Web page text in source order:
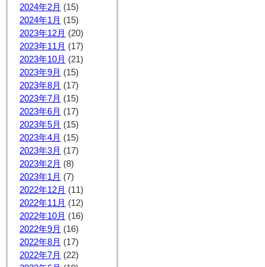
2024年2月 (15)
2024年1月 (15)
2023年12月 (20)
2023年11月 (17)
2023年10月 (21)
2023年9月 (15)
2023年8月 (17)
2023年7月 (15)
2023年6月 (17)
2023年5月 (15)
2023年4月 (15)
2023年3月 (17)
2023年2月 (8)
2023年1月 (7)
2022年12月 (11)
2022年11月 (12)
2022年10月 (16)
2022年9月 (16)
2022年8月 (17)
2022年7月 (22)